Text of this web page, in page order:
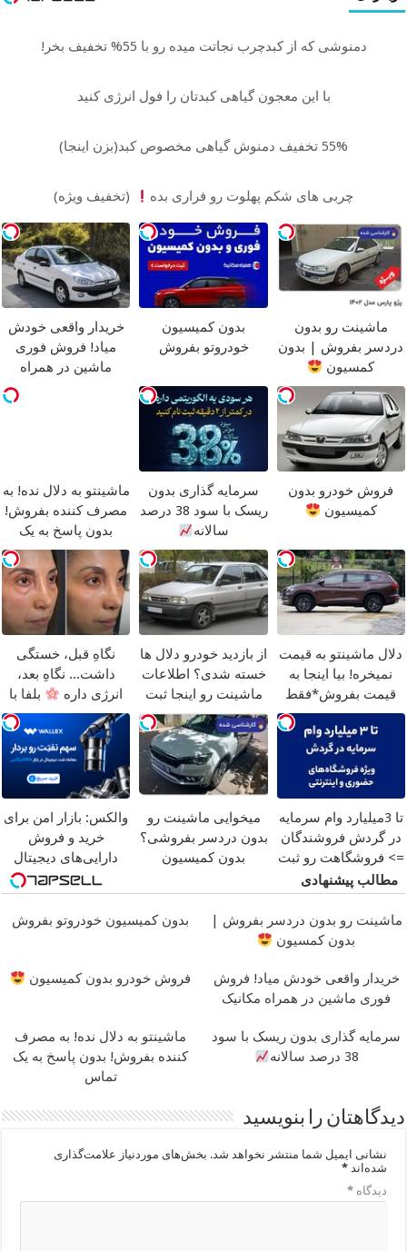
دمنوشی که از کبدچرب نجاتت میده رو با 55% تخفیف بخر!
با این معجون گیاهی کبدتان را فول انرژی کنید
55% تخفیف دمنوش گیاهی مخصوص کبد(بزن اینجا)
چربی های شکم پهلوت رو فراری بده (تخفیف ویژه)
ماشینت رو بدون
دردسر بفروش | بدون
کمسیون
بدون کمیسیون
خودروتو بفروش
خریدار واقعی خودش
میاد! فروش فوری
ماشین در همراه
فروش خودرو بدون
کمیسیون
سرمایه گذاری بدون
ریسک با سود 38 درصد
سالانه
ماشینتو به دلال نده! به
مصرف کننده بفروش!
بدون پاسخ به یک
تماس
دلال ماشینتو به قیمت
نمیخره! بیا اینجا به
قیمت بفروش*فقط
خریدار واقعی*
از بازدید خودرو دلال ها
خسته شدی؟ اطلاعات
ماشینت رو اینجا ثبت
کن
نگاهِ قبل، خستگی
داشت... نگاهِ بعد،
انرژی داره
بلفا با
25% تخفیف
تا 3میلیارد وام سرمایه
در گردش فروشندگان
=> فروشگاهت رو ثبت
کن
میخوایی ماشینت رو
بدون دردسر بفروشی؟
بدون کمیسیون
والکس: بازار امن برای
خرید و فروش
دارایی‌های دیجیتال
مطالب پیشنهادی
ماشینت رو بدون دردسر بفروش |
بدون کمسیون
بدون کمیسیون خودروتو بفروش
خریدار واقعی خودش میاد! فروش
فوری ماشین در همراه مکانیک
فروش خودرو بدون کمیسیون
سرمایه گذاری بدون ریسک با سود
38 درصد سالانه
ماشینتو به دلال نده! به مصرف
کننده بفروش! بدون پاسخ به یک
تماس
دیدگاهتان را بنویسید
نشانی ایمیل شما منتشر نخواهد شد. بخش‌های موردنیاز علامت‌گذاری
شده‌اند*
دیدگاه*